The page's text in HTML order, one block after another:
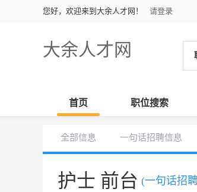
您好，欢迎来到大余人才网！ 请登录
大余人才网
首页 职位搜索
全部信息 一句话招聘信息
护士 前台 (一句话招